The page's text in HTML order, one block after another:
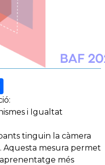
i Igualtat
tinguin la càmera
Aquesta mesura permet
més